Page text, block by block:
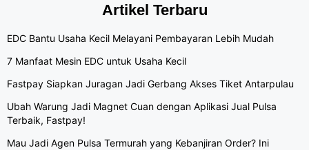
Artikel Terbaru
EDC Bantu Usaha Kecil Melayani Pembayaran Lebih Mudah
7 Manfaat Mesin EDC untuk Usaha Kecil
Fastpay Siapkan Juragan Jadi Gerbang Akses Tiket Antarpulau
Ubah Warung Jadi Magnet Cuan dengan Aplikasi Jual Pulsa
Terbaik, Fastpay!
Mau Jadi Agen Pulsa Termurah yang Kebanjiran Order? Ini